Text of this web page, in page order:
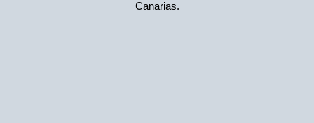
Canarias.